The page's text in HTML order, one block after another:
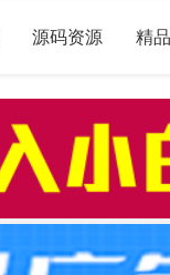
源码资源 精